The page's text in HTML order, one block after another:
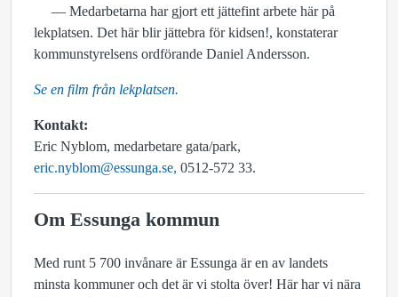
— Medarbetarna har gjort ett jättefint arbete här på
lekplatsen. Det här blir jättebra för kidsen!, konstaterar
kommunstyrelsens ordförande Daniel Andersson.
Se en film från lekplatsen.
Kontakt:
Eric Nyblom, medarbetare gata/park,
eric.nyblom@essunga.se, 0512-572 33.
Om Essunga kommun
Med runt 5 700 invånare är Essunga är en av landets
minsta kommuner och det är vi stolta över! Här har vi nära